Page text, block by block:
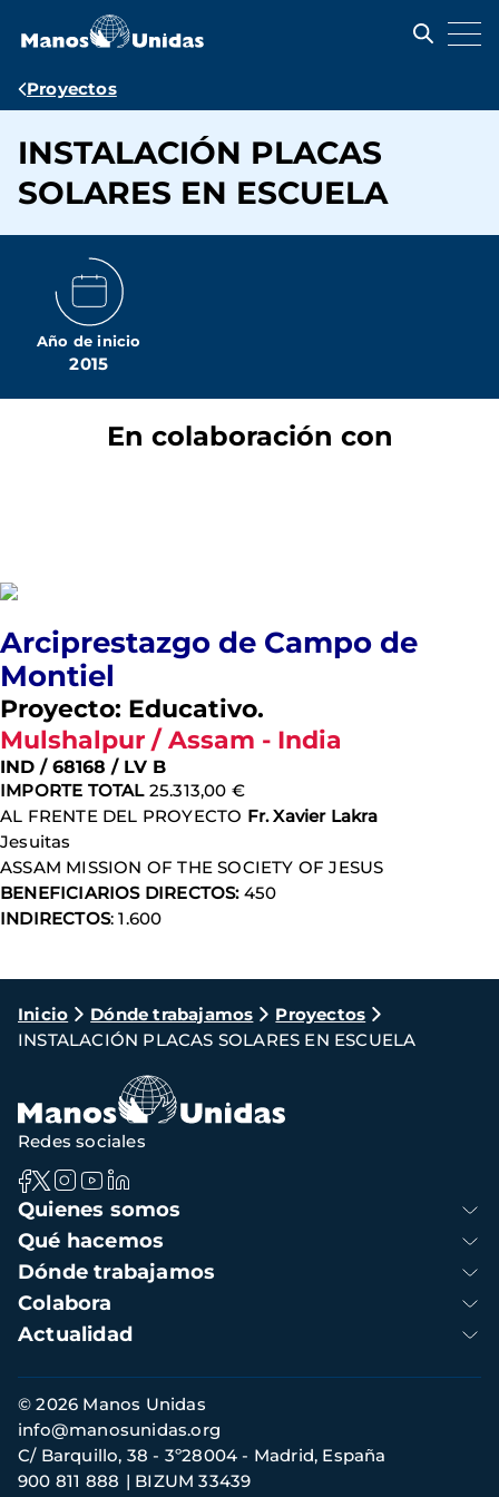
contenido
Ruta
navegación
Proyectos
INSTALACIÓN PLACAS
SOLARES EN ESCUELA
Año de inicio
2015
En colaboración con
Arciprestazgo de Campo de
Montiel
Proyecto: Educativo.
Mulshalpur / Assam - India
IND / 68168 / LV B
IMPORTE TOTAL25.313,00 €
AL FRENTE DEL PROYECTO Fr. Xavier Lakra
Jesuitas
ASSAM MISSION OF THE SOCIETY OF JESUS
BENEFICIARIOS DIRECTOS:450
INDIRECTOS: 1.600
Ruta
de
navegación
Inicio Dónde trabajamos
Proyectos
INSTALACIÓN PLACAS SOLARES EN ESCUELA
Navegación
principal
Quienes somos
Qué hacemos
Dónde trabajamos
Colabora
Actualidad
Redes sociales
Información
de
contacto
© 2026 Manos Unidas
C/ Barquillo, 38 - 3º28004 - Madrid, España
900 811 888
BIZUM 33439
info@manosunidas.org